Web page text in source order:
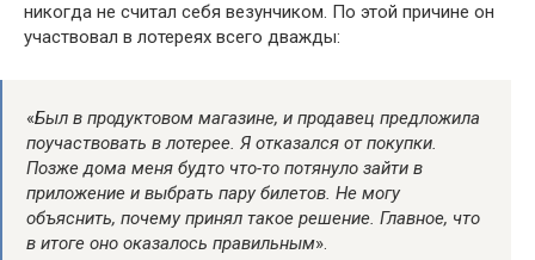
никогда не считал себя везунчиком. По этой причине он
участвовал в лотереях всего дважды:
«Был в продуктовом магазине, и продавец предложила
поучаствовать в лотерее. Я отказался от покупки.
Позже дома меня будто что-то потянуло зайти в
приложение и выбрать пару билетов. Не могу
объяснить, почему принял такое решение. Главное, что
в итоге оно оказалось правильным».